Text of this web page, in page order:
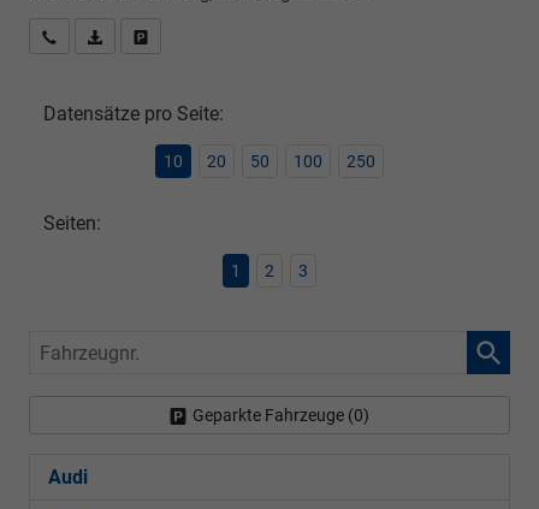
Rückrufbitte absenden
PDF-Datei, Fahrzeugexposé drucken
Datensätze pro Seite:
10 20 50 100 250
Seiten:
1 2 3
Fahrzeugnr.
Geparkte Fahrzeuge (0)
Audi